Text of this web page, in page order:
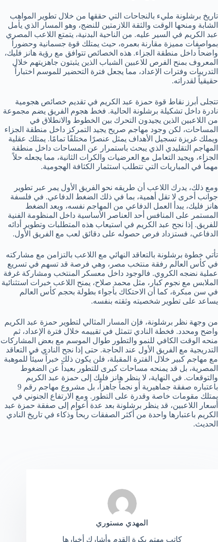
تاريخ برشلونة مليء بالنجاحات التي حققها من خلال تطوير المواهب
الشابة ومنحها الوقت والثقة اللازمتين للنضج، وهو المسار الذي يأمل
عبد الكريم في السير عليه. من الناحية البدنية، يتمتع اللاعب المصري
بمواصفات مميزة مقارنة بعمره، حيث يمتلك قوة جسمانية وحضوراً
واضحاً داخل منطقة الجزاء. هذه الخصائص تتوافق مع رؤية هانز فليك،
المعروف بمنح الفرص للاعبين الشباب الذين يثبتون جاهزيتهم خلال
التدريبات وفترات الإعداد، مما يجعل فترة التحضير للموسم اختباراً
حقيقياً لقدراته.
تتجلى أبرز نقاط قوة حمزة عبد الكريم في تقديم خصائص هجومية
نادرة داخل تشكيلة برشلونة الحالية. فخط هجوم الفريق يضم مجموعة
من اللاعبين الذين يجيدون التحرك بين الخطوط والانطلاق في
المساحات، لكن وجود مهاجم صريح يجيد التمركز داخل منطقة الجزاء
ويملك غريزة تسجيل الأهداف يمثل عنصرًا مختلفًا تمامًا. يمتلك عقلية
المهاجم التقليدي الذي يبحث باستمرار عن المساحات داخل منطقة
الجزاء، ويجيد التعامل مع العرضيات والكرات الثانية، مما يجعله حلاً
مهماً في المباريات التي تتطلب استثمار الكثافة الهجومية.
ومع ذلك، يدرك اللاعب أن طريقه نحو الفريق الأول يمر عبر تطوير
جوانب أخرى لا تقل أهمية، بما في ذلك الضغط الدفاعي. في فلسفة
هانز فليك، يبدأ العمل الدفاعي من المهاجم نفسه، ويعد الضغط
المستمر على المنافس أحد العناصر الأساسية داخل المنظومة الفنية
للفريق. إذا نجح عبد الكريم في استيعاب هذه المتطلبات وتطوير أدائه
الدفاعي، فستزداد فرص حصوله على دقائق لعب مع الفريق الأول.
تأتي خطوة برشلونة بالتعاقد النهائي مع اللاعب بالتزامن مع مشاركته
في كأس العالم رفقة منتخب مصر، وهي فرصة قد تسهم في تسريع
عملية نضجه الكروي. فالوجود داخل معسكر المنتخب ومشاركة غرفة
الملابس مع نجوم كبار، مثل محمد صلاح، يمنح اللاعب خبرات استثنائية
في سن مبكرة، كما أن الاحتكاك بأجواء بطولة بحجم كأس العالم
يساعد على تطوير شخصيته وثقته بنفسه.
من وجهة نظر برشلونة، فإن المسار المثالي لتطوير حمزة عبد الكريم
واضح ومحدد. فخطة النادي تتمثل في تقييمه خلال فترة الإعداد، ثم
منحه الوقت الكافي للنمو والتطور طوال الموسم مع بعض المشاركات
التدريجية مع الفريق الأول عند الحاجة. حتى إذا نجح النادي في التعاقد
مع مهاجم كبير خلال الفترة المقبلة، فلن يكون ذلك خبراً سيئاً للموهبة
المصرية، بل قد يمنحه مساحات كبرى للتطور بعيداً عن الضغوط
والتوقعات. في النهاية، لا ينظر هانز فليك إلى حمزة عبد الكريم
باعتباره صفقة جماهيرية أو نجماً جاهزاً، بل مشروع مهاجم رقم 9
يمتلك مقومات خاصة وقدرة على التطور. ومع الارتفاع الجنوني في
أسعار اللاعبين، قد ينظر برشلونة بعد عدة أعوام إلى صفقة حمزة عبد
الكريم باعتبارها واحدة من أكثر الصفقات ربحاً وذكاء في تاريخ النادي
الحديث.
المهدي مستوري
كاتب مهتم بكرة القدم وأشارك أخبارها